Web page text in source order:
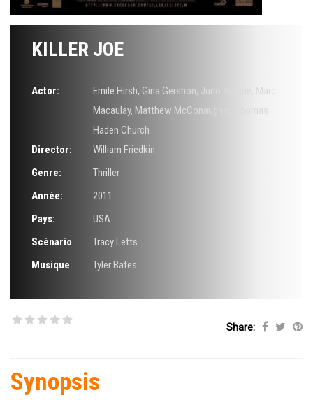
KILLER JOE
Actor: Emile Hirsh, Gina Gershon, Juno Temple
Marc
Macaulay, Matthew McConaughey
Thomas
Haden Church
Director:
William Friedkin
Genre:
Thriller
Année:
2011
Pays:
USA
Scénario
Tracy Letts
Musique
Tyler Bates
Share:
Synopsis